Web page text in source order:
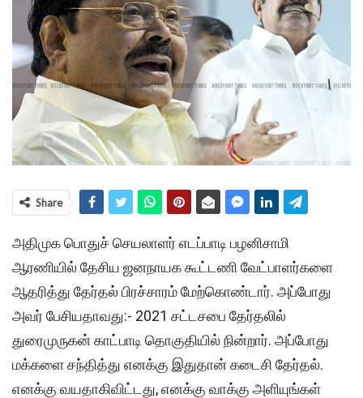
Share
அதிமுக பொதுச் செயலாளர் எடப்பாடி பழனிசாமி
ஆரணியில் தேசிய ஜனநாயக கூட்டணி வேட்பாளர்களை
ஆதரித்து தேர்தல் பிரச்சாரம் மேற்கொண்டார். அப்போது
அவர் பேசியதாவது:- 2021 சட்டசபை தேர்தலில்
துரைமுருகன் காட்பாடி தொகுதியில் நின்றார். அப்போது
மக்களை சந்தித்து எனக்கு இதுதான் கடைசி தேர்தல்.
எனக்கு வயதாகிவிட்டது, எனக்கு வாக்கு அளியுங்கள்